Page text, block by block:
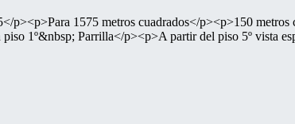
p><p>Para 1575 metros cuadrados</p><p>150
1º&nbsp; Parrilla</p><p>A partir del piso 5º vista